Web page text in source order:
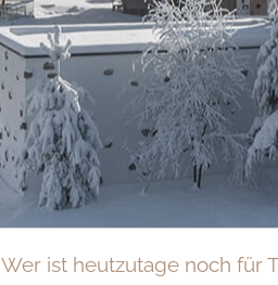
Wer ist heutzutage noch für